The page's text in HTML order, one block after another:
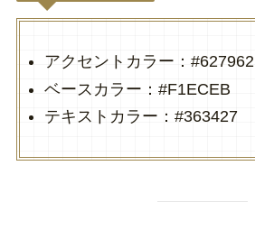
アクセントカラー：#627962
ベースカラー：#F1ECEB
テキストカラー：#363427